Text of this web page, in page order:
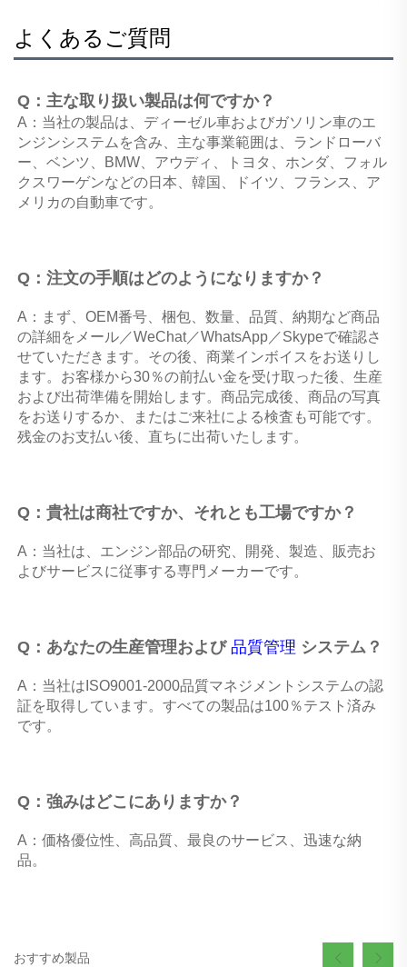
よくあるご質問
Q：主な取り扱い製品は何ですか？
A：当社の製品は、ディーゼル車およびガソリン車のエ
ンジンシステムを含み、主な事業範囲は、ランドローバ
ー、ベンツ、BMW、アウディ、トヨタ、ホンダ、フォル
クスワーゲンなどの日本、韓国、ドイツ、フランス、ア
メリカの自動車です。
Q：注文の手順はどのようになりますか？
A：まず、OEM番号、梱包、数量、品質、納期など商品
の詳細をメール／WeChat／WhatsApp／Skypeで確認さ
せていただきます。その後、商業インボイスをお送りし
ます。お客様から30％の前払い金を受け取った後、生産
および出荷準備を開始します。商品完成後、商品の写真
をお送りするか、またはご来社による検査も可能です。
残金のお支払い後、直ちに出荷いたします。
Q：貴社は商社ですか、それとも工場ですか？
A：当社は、エンジン部品の研究、開発、製造、販売お
よびサービスに従事する専門メーカーです。
Q：あなたの生産管理および 品質管理 システム？
A：当社はISO9001-2000品質マネジメントシステムの認
証を取得しています。すべての製品は100％テスト済み
です。
Q：強みはどこにありますか？
A：価格優位性、高品質、最良のサービス、迅速な納
品。
おすすめ製品